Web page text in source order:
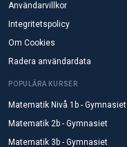
Användarvillkor
Integritetspolicy
Om Cookies
Radera användardata
POPULÄRA KURSER
Matematik Nivå 1b - Gymnasiet
Matematik 2b - Gymnasiet
Matematik 3b - Gymnasiet